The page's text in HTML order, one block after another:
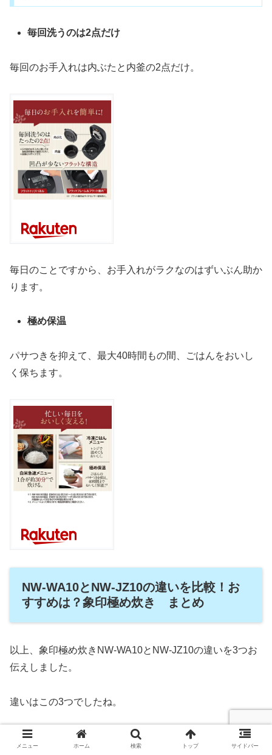
毎回洗うのは2点だけ
毎回のお手入れは内ぶたと内釜の2点だけ。
毎日のことですから、お手入れがラクなのはずいぶん助か
ります。
極め保温
パサつきを抑えて、最大40時間もの間、ごはんをおいし
く保ちます。
NW-WA10とNW-JZ10の違いを比較！お
すすめは？象印極め炊き まとめ
以上、象印極め炊きNW-WA10とNW-JZ10の違いを3つお
伝えしました。
違いはこの3つでしたね。
重さが違う。
メニュー ホーム 検索 トップ サイドバー